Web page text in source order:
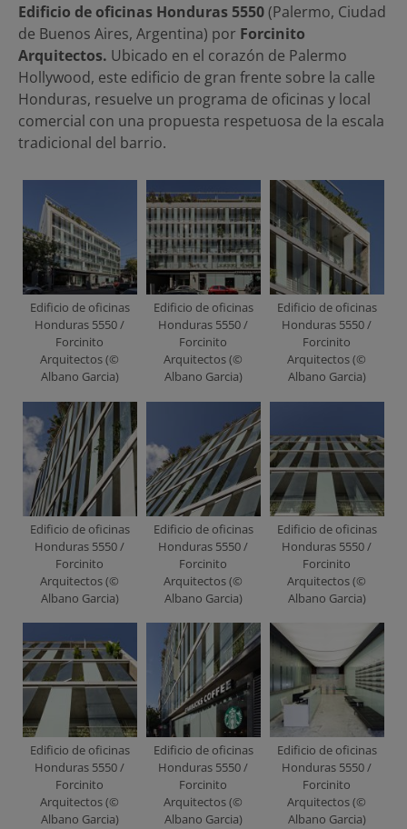
Edificio de oficinas Honduras 5550(Palermo, Ciudad
de Buenos Aires, Argentina) por Forcinito
Arquitectos. Ubicado en el corazón de Palermo
Hollywood, este edificio de gran frente sobre la calle
Honduras, resuelve un programa de oficinas y local
comercial con una propuesta respetuosa de la escala
tradicional del barrio.
Edificio de oficinas
Honduras 5550 /
Forcinito
Arquitectos (©
Albano Garcia)
Edificio de oficinas
Honduras 5550 /
Forcinito
Arquitectos (©
Albano Garcia)
Edificio de oficinas
Honduras 5550 /
Forcinito
Arquitectos (©
Albano Garcia)
Edificio de oficinas
Honduras 5550 /
Forcinito
Arquitectos (©
Albano Garcia)
Edificio de oficinas
Honduras 5550 /
Forcinito
Arquitectos (©
Albano Garcia)
Edificio de oficinas
Honduras 5550 /
Forcinito
Arquitectos (©
Albano Garcia)
Edificio de oficinas
Honduras 5550 /
Forcinito
Arquitectos (©
Albano Garcia)
Edificio de oficinas
Honduras 5550 /
Forcinito
Arquitectos (©
Albano Garcia)
Edificio de oficinas
Honduras 5550 /
Forcinito
Arquitectos (©
Albano Garcia)